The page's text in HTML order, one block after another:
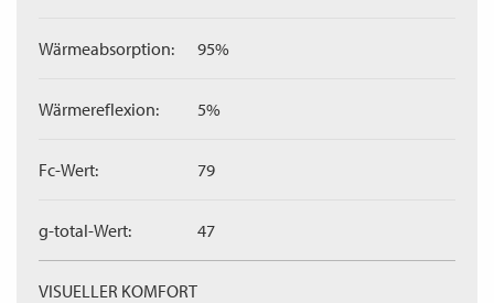
Wärmeabsorption: 95%
Wärmereflexion: 5%
Fc-Wert: 79
g-total-Wert: 47
VISUELLER KOMFORT